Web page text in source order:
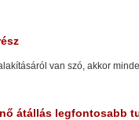
van szó, akkor
átállás legfontosabb